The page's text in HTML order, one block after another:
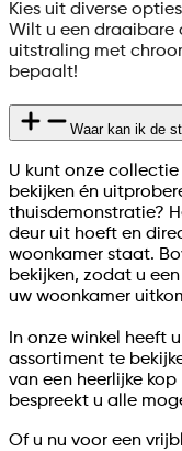
Kies uit diverse
Wilt u een draaibare
uitstraling met
bepaalt!
Waar kan ik de
U kunt onze collectie
bekijken én
thuisdemonstratie?
deur uit hoeft en
woonkamer staat.
bekijken, zodat u
uw woonkamer
In onze winkel heeft
assortiment te
van een heerlijke
bespreekt u alle
Of u nu voor een